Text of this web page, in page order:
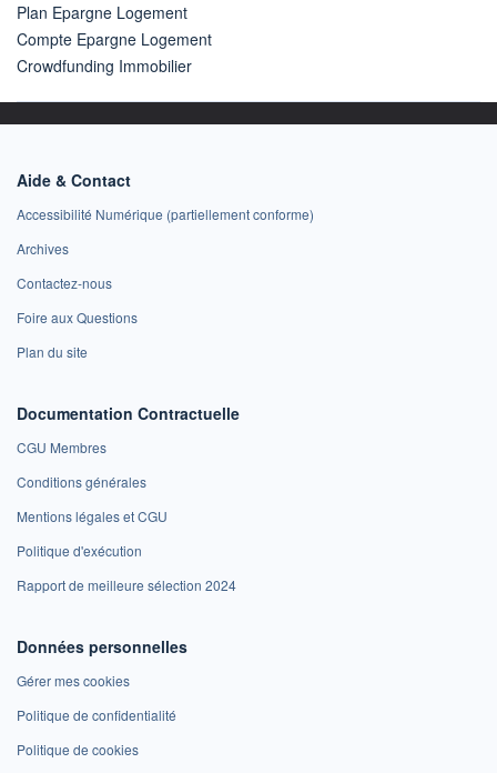
Plan Epargne Logement
Compte Epargne Logement
Crowdfunding Immobilier
Aide & Contact
Accessibilité Numérique (partiellement conforme)
Archives
Contactez-nous
Foire aux Questions
Plan du site
Documentation Contractuelle
CGU Membres
Conditions générales
Mentions légales et CGU
Politique d'exécution
Rapport de meilleure sélection 2024
Données personnelles
Gérer mes cookies
Politique de confidentialité
Politique de cookies